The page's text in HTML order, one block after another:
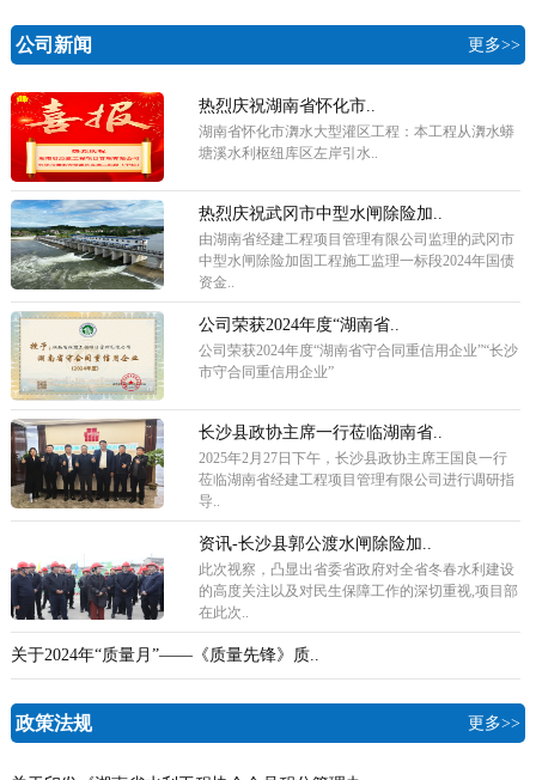
公司新闻 更多>>
热烈庆祝湖南省怀化市..
湖南省怀化市㵲水大型灌区工程：本工程从㵲水蟒
塘溪水利枢纽库区左岸引水..
热烈庆祝武冈市中型水闸除险加..
由湖南省经建工程项目管理有限公司监理的武冈市
中型水闸除险加固工程施工监理一标段2024年国债
资金..
公司荣获2024年度“湖南省..
公司荣获2024年度“湖南省守合同重信用企业”“长沙
市守合同重信用企业”
长沙县政协主席一行莅临湖南省..
2025年2月27日下午，长沙县政协主席王国良一行
莅临湖南省经建工程项目管理有限公司进行调研指
导..
资讯-长沙县郭公渡水闸除险加..
此次视察，凸显出省委省政府对全省冬春水利建设
的高度关注以及对民生保障工作的深切重视,项目部
在此次..
关于2024年“质量月”——《质量先锋》质..
政策法规 更多>>